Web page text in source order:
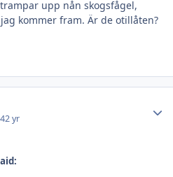
upp nån skogsfågel,
kommer fram. Är de otillåten?
2 yr